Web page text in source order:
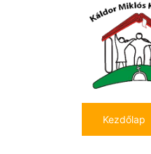
Kezdőlap